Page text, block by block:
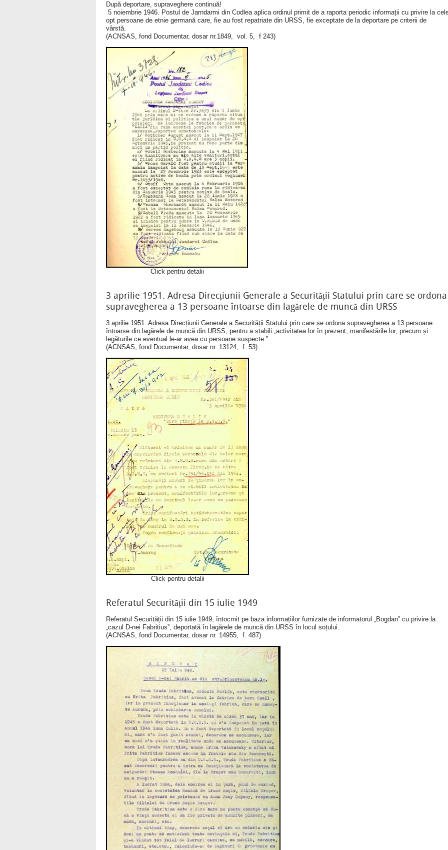
După deportare, supraveghere continuă!
5 noiembrie 1946. Postul de Jarndarmi din Codlea aplica ordinul primit de a raporta periodic informații cu privire la
opt persoane de etnie germană care, fie au fost repatriate din URSS, fie exceptate de la deportare pe criterii de
vârstă.
(ACNSAS, fond Documentar, dosar nr.1849, vol. 5, f 243)
Click pentru detalii
3 aprilie 1951. Adresa Direcțiunii Generale a Securității Statului prin care se ordona
supravegherea a 13 persoane întoarse din lagărele de muncă din URSS
3 aprilie 1951. Adresa Direcțiunii Generale a Securității Statului prin care se ordona supravegherea a 13 persoane
întoarse din lagărele de muncă din URSS, pentru a stabili „activitatea lor în prezent, manifestările lor, precum și
legăturile ce eventual le-ar avea cu persoane suspecte.”
(ACNSAS, fond Documentar, dosar nr. 13124, f. 53)
Click pentru detalii
Referatul Securității din 15 iulie 1949
Referatul Securității din 15 iulie 1949, întocmit pe baza informațiilor furnizate de informatorul „Bogdan” cu privire la
„cazul D-nei Fabritius”, deportată în lagărele de muncă din URSS în locul soțului.
(ACNSAS, fond Documentar, dosar nr. 14955, f. 487)